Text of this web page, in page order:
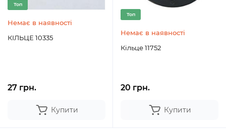
Топ
Немає в наявності
КІЛЬЦЕ 10335
27 грн.
Купити
Топ
Немає в наявності
Кільце 11752
20 грн.
Купити